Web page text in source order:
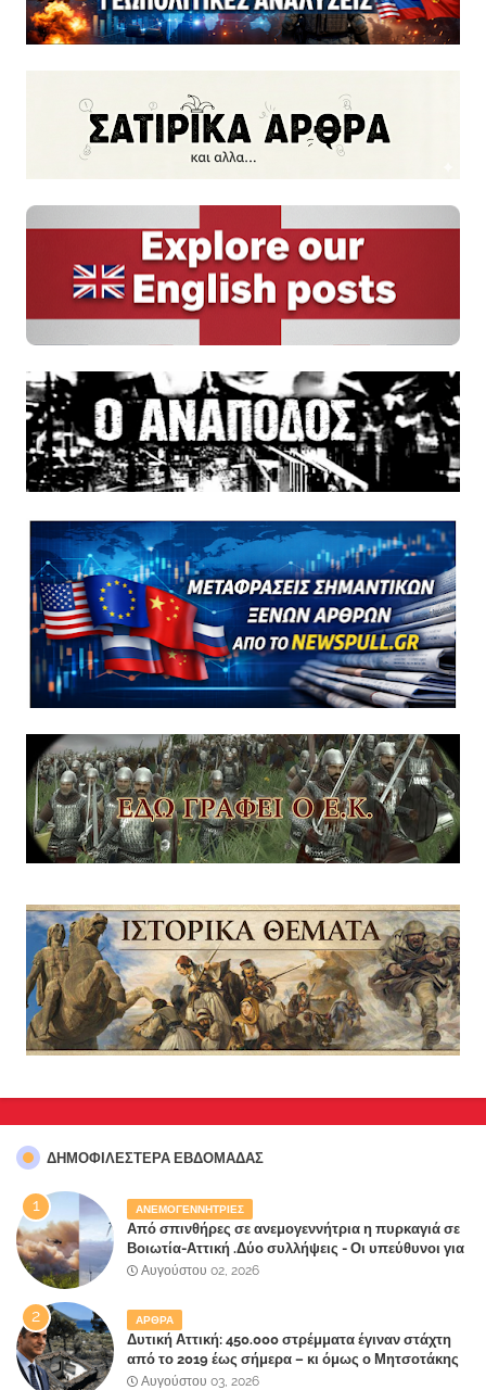
ΔΗΜΟΦΙΛΈΣΤΕΡΑ ΕΒΔΟΜΆΔΑΣ
ΑΝΕΜΟΓΕΝΝΗΤΡΙΕΣ
Από σπινθήρες σε ανεμογεννήτρια η πυρκαγιά σε
Βοιωτία-Αττική .Δύο συλλήψεις - Οι υπεύθυνοι για
την λάθος διαχείριση της κατάσβεσης θα
Αυγούστου 02, 2026
ΑΡΘΡΑ
Δυτική Αττική: 450.000 στρέμματα έγιναν στάχτη
από το 2019 έως σήμερα – κι όμως ο Μητσοτάκης
έλαβε 40% και 45% στις εκλογές του 2023,ενώ 50%
Αυγούστου 03, 2026